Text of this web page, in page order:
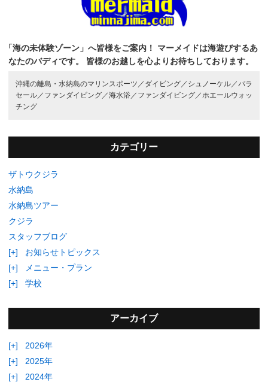
「海の未体験ゾーン」へ皆様をご案内！
マーメイドは海遊びするあ
なたのバディです。
皆様のお越しを心よりお待ちしております。
沖縄の離島・水納島のマリンスポーツ／ ダイビング／ シュノーケル／パラ
セール／ ファンダイビング／海水浴／ ファンダイビング／ホエールウォッ
チング
カテゴリー
ザトウクジラ
水納島
水納島ツアー
クジラ
スタッフブログ
[+]
お知らせトピックス
[+]
メニュー・プラン
[+]
学校
アーカイブ
[+]
2026年
[+]
2025年
[+]
2024年